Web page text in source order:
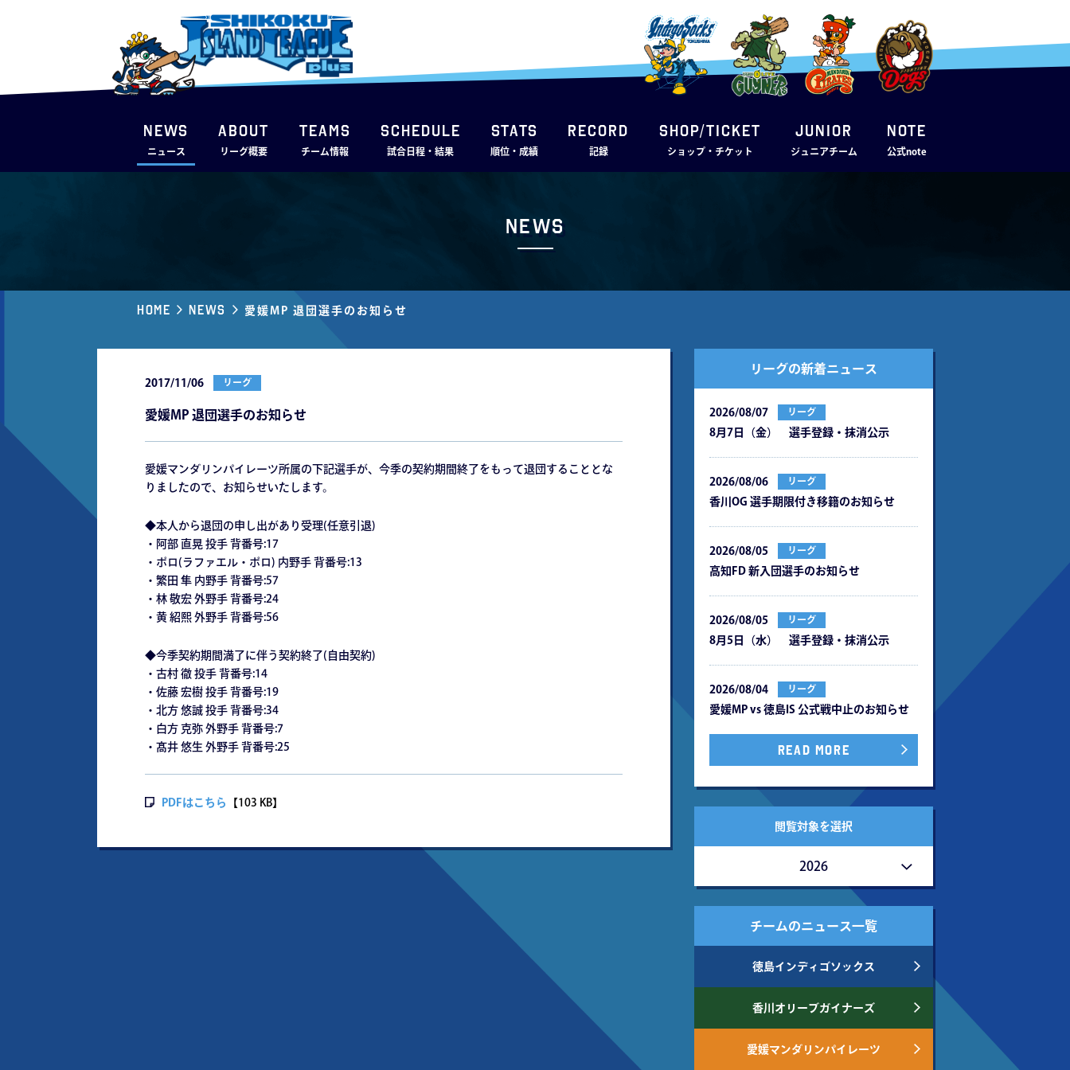
NEWS
ニュース
ABOUT
リーグ概要
TEAMS
チーム情報
SCHEDULE
試合日程・結果
STATS
順位・成績
RECORD
記録
SHOP/TICKET
ショップ・チケット
JUNIOR
ジュニアチーム
note
公式note
News
Home News 愛媛MP 退団選手のお知らせ
2017/11/06 リーグ
愛媛MP 退団選手のお知らせ
愛媛マンダリンパイレーツ所属の下記選手が、今季の契約期間終了をもって退団することとな
りましたので、お知らせいたします。
◆本人から退団の申し出があり受理(任意引退)
・阿部 直晃 投手 背番号:17
・ポロ(ラファエル・ポロ) 内野手 背番号:13
・繁田 隼 内野手 背番号:57
・林 敬宏 外野手 背番号:24
・黄 紹熙 外野手 背番号:56
◆今季契約期間満了に伴う契約終了(自由契約)
・古村 徹 投手 背番号:14
・佐藤 宏樹 投手 背番号:19
・北方 悠誠 投手 背番号:34
・白方 克弥 外野手 背番号:7
・髙井 悠生 外野手 背番号:25
PDFはこちら 【103 KB】
リーグの新着ニュース
2026/08/07 リーグ
8月7日（金） 選手登録・抹消公示
2026/08/06 リーグ
⾹川OG 選⼿期限付き移籍のお知らせ
2026/08/05 リーグ
⾼知FD 新⼊団選⼿のお知らせ
2026/08/05 リーグ
8月5日（水） 選手登録・抹消公示
2026/08/04 リーグ
愛媛MP vs 徳島IS 公式戦中⽌のお知らせ
READ MORE
閲覧対象を選択
2026
チームのニュース一覧
徳島インディゴソックス
香川オリーブガイナーズ
愛媛マンダリンパイレーツ